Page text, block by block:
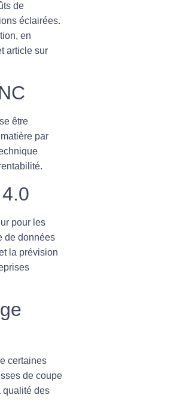
de
éclairées.
en
article sur
être
par
pour les
de données
la prévision
certaines
de coupe
qualité des